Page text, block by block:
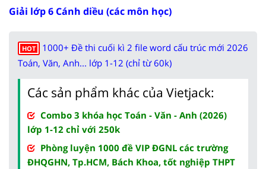
Giải lớp 6 Cánh diều (các môn học)
HOT
1000+ Đề thi cuối kì 2 file word cấu trúc mới 2026
Toán, Văn, Anh... lớp 1-12 (chỉ từ 60k)
Các sản phẩm khác của Vietjack:
Combo 3 khóa học Toán - Văn - Anh (2026)
lớp 1-12 chỉ với 250k
Phòng luyện 1000 đề VIP ĐGNL các trường
ĐHQGHN, Tp.HCM, Bách Khoa, tốt nghiệp THPT